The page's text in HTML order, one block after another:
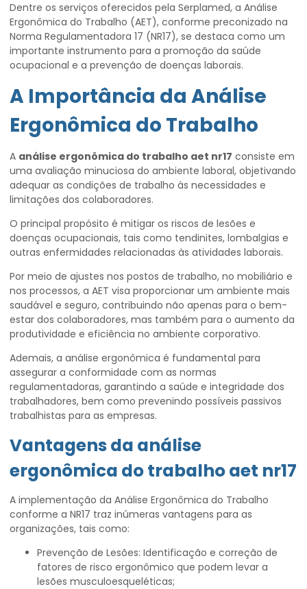
Dentre os serviços oferecidos pela Serplamed, a Análise
Ergonômica do Trabalho (AET), conforme preconizado na
Norma Regulamentadora 17 (NR17), se destaca como um
importante instrumento para a promoção da saúde
ocupacional e a prevenção de doenças laborais.
A Importância da Análise
Ergonômica do Trabalho
A análise ergonômica do trabalho aet nr17 consiste em
uma avaliação minuciosa do ambiente laboral, objetivando
adequar as condições de trabalho às necessidades e
limitações dos colaboradores.
O principal propósito é mitigar os riscos de lesões e
doenças ocupacionais, tais como tendinites, lombalgias e
outras enfermidades relacionadas às atividades laborais.
Por meio de ajustes nos postos de trabalho, no mobiliário e
nos processos, a AET visa proporcionar um ambiente mais
saudável e seguro, contribuindo não apenas para o bem-
estar dos colaboradores, mas também para o aumento da
produtividade e eficiência no ambiente corporativo.
Ademais, a análise ergonômica é fundamental para
assegurar a conformidade com as normas
regulamentadoras, garantindo a saúde e integridade dos
trabalhadores, bem como prevenindo possíveis passivos
trabalhistas para as empresas.
Vantagens da análise
ergonômica do trabalho aet nr17
A implementação da Análise Ergonômica do Trabalho
conforme a NR17 traz inúmeras vantagens para as
organizações, tais como:
Prevenção de Lesões: Identificação e correção de
fatores de risco ergonômico que podem levar a
lesões musculoesqueléticas;